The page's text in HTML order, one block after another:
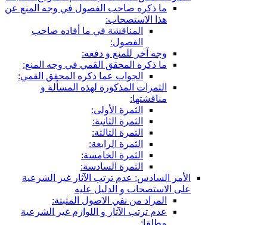
ما ذكره صاحب الفصول في وجه المنع عن
هذا الاستصحاب:
المناقشة في ما أفاده صاحب
الفصول:
وجه آخر للمنع و دفعه:
ما ذكره المحقق القمي في وجه المنع:
الجواب عما ذكره المحقق القمي:
الثمرات المذكورة لهذه المسألة و
مناقشتها:
الثمرة الأولى:
الثمرة الثانية:
الثمرة الثالثة:
الثمرة الرابعة:
الثمرة الخامسة:
الثمرة السادسة:
الأمر السادس: عدم ترتب الآثار غير الشرعية
على الاستصحاب و الدليل عليه
المراد من نفي الاصول المثبتة:
عدم ترتب الآثار و اللوازم غير الشرعية